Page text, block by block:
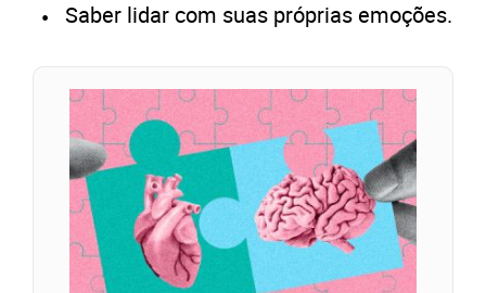
Saber lidar com suas próprias emoções.